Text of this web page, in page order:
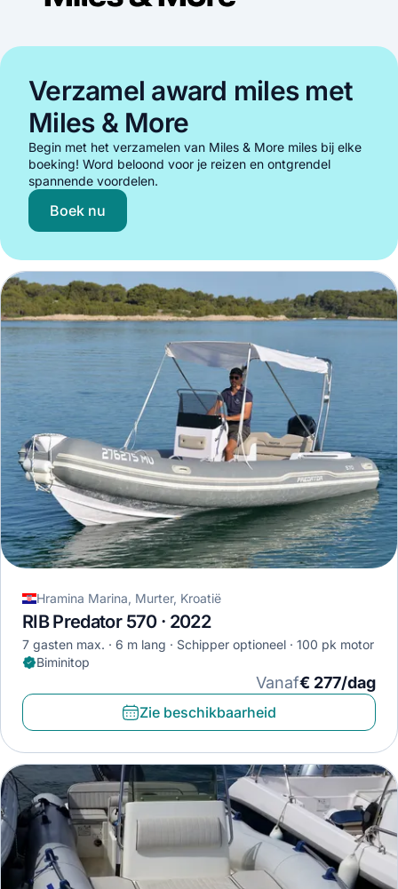
Verzamel award miles met
Miles & More
Begin met het verzamelen van Miles & More miles bij elke
boeking! Word beloond voor je reizen en ontgrendel
spannende voordelen.
Boek nu
Hramina Marina, Murter, Kroatië
RIB Predator 570 · 2022
7 gasten max. 6 m lang Schipper optioneel
100 pk motor
Biminitop
Vanaf€ 277/dag
Zie beschikbaarheid